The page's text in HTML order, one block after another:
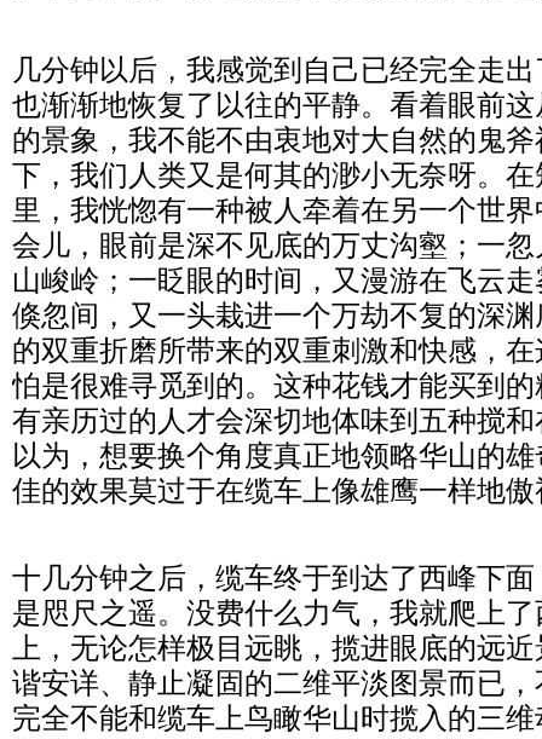
几分钟以后，我感觉到自己已经完全走
也渐渐地恢复了以往的平静。看着眼前
的景象，我不能不由衷地对大自然的鬼
下，我们人类又是何其的渺小无奈呀。
里，我恍惚有一种被人牵着在另一个世
会儿，眼前是深不见底的万丈沟壑；一
山峻岭；一眨眼的时间，又漫游在飞云
倏忽间，又一头栽进一个万劫不复的深
的双重折磨所带来的双重刺激和快感，
怕是很难寻觅到的。这种花钱才能买到
有亲历过的人才会深切地体味到五种搅
以为，想要换个角度真正地领略华山的
佳的效果莫过于在缆车上像雄鹰一样地
十几分钟之后，缆车终于到达了西峰下
是咫尺之遥。没费什么力气，我就爬上
上，无论怎样极目远眺，揽进眼底的远
谐安详、静止凝固的二维平淡图景而已
完全不能和缆车上鸟瞰华山时揽入的三